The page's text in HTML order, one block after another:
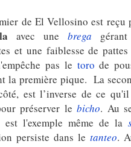
de El Vellosino est reçu
avec une brega
et une faiblesse de
pas le toro de
la première pique. La
est l’inverse de ce
préserver le bicho. Au
est l'exemple même de la
persiste dans le tanteo.